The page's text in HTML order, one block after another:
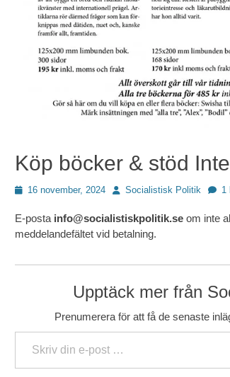
Köp böcker & stöd
Publicerad
16 november, 2024 Författare
Socialistisk Politik 1
E-posta info@socialistiskpolitik.se om inte
meddelandefältet vid betalning.
Upptäck mer från
Prenumerera för att få de senaste
Skriv din e-post …